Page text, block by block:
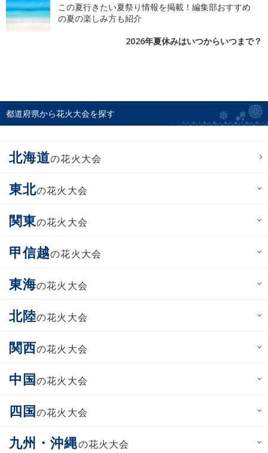
この夏行きたい夏祭り情報を掲載！編集部おすすめ
の夏の楽しみ方も紹介
2026年夏休みはいつからいつまで？
都道府県から花火大会を探す
北海道の花火大会
東北の花火大会
関東の花火大会
甲信越の花火大会
東海の花火大会
北陸の花火大会
関西の花火大会
中国の花火大会
四国の花火大会
九州・沖縄の花火大会